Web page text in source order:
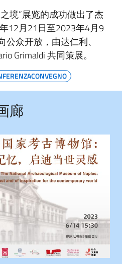
境”展览的成功做出了杰
12月21日至2023年4月9
众开放，由达仁利、
Grimaldi 共同策展。
廊